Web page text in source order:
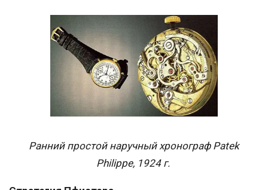
Ранний простой наручный хронограф Patek
Philippe, 1924 г.